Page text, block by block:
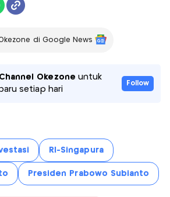
di Google News
Okezone untuk
setiap hari
Follow
RI-Singapura
Presiden Prabowo Subianto